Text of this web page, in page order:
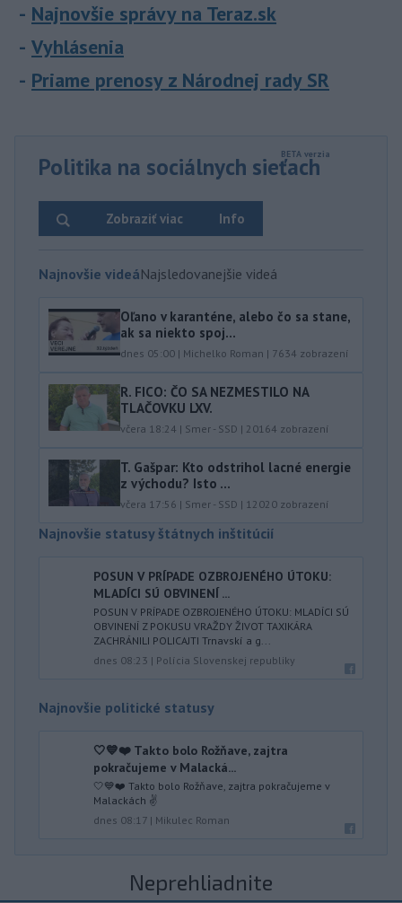
Najnovšie správy na Teraz.sk
Vyhlásenia
Priame prenosy z Národnej rady SR
Politika na sociálnych sieťach
Info
Zobraziť viac
Najnovšie videáNajsledovanejšie videá
Oľano v karanténe, alebo čo sa stane,
ak sa niekto spoj...
dnes 05:00 | Michelko Roman | 7634 zobrazení
R. FICO: ČO SA NEZMESTILO NA
TLAČOVKU LXV.
včera 18:24 | Smer - SSD | 20164 zobrazení
T. Gašpar: Kto odstrihol lacné energie
z východu? Isto ...
včera 17:56 | Smer - SSD | 12020 zobrazení
Najnovšie statusy štátnych inštitúcií
POSUN V PRÍPADE OZBROJENÉHO ÚTOKU:
MLADÍCI SÚ OBVINENÍ ...
POSUN V PRÍPADE OZBROJENÉHO ÚTOKU: MLADÍCI SÚ
OBVINENÍ Z POKUSU VRAŽDY ŽIVOT TAXIKÁRA
ZACHRÁNILI POLICAJTI Trnavskí a g...
dnes 08:23 | Polícia Slovenskej republiky
Najnovšie politické statusy
🤍💙❤️ Takto bolo Rožňave, zajtra
pokračujeme v Malacká...
🤍💙❤️ Takto bolo Rožňave, zajtra pokračujeme v
Malackách ✌️
dnes 08:17 | Mikulec Roman
Neprehliadnite